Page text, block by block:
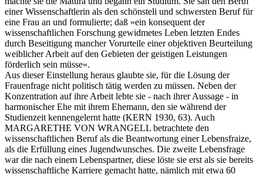
einer Wissenschaftlerin als den schönsteli und schwersten Beruf für
eine Frau an und formulierte; daß »ein konsequent der
wissenschaftlichen Forschung gewidmetes Leben letzten Endes
durch Beseitigung mancher Vorurteile einer objektiven Beurteilung
weiblicher Arbeit auf den Gebieten der geistigen Leistungen
förderlich sein müsse«.
Aus dieser Einstellung heraus glaubte sie, für die Lösung der
Frauenfrage nicht politisch tätig werden zu müssen. Neben der
Konzentration auf ihre Arbeit lebte sie - nach ihrer Aussage - in
harmonischer Ehe mit ihrem Ehemann, den sie während der
Studienzeit kennengelernt hatte (KERN 1930, 63). Auch
MARGARETHE VON WRANGELL betrachtete den
wissenschaftlichen Beruf als die Beantwortung einer Lebensfraize,
als die Erfüllung eines Jugendwunsches. Die zweite Lebensfrage
war die nach einem Lebenspartner, diese löste sie erst als sie bereits
wissenschaftliche Karriere gemacht hatte, nämlich mit etwa 60